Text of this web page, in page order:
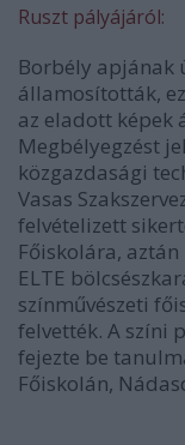
Ruszt pályájáról:
Borbély apjának
államosították,
az eladott képek
Megbélyegzést
közgazdasági
Vasas
felvételizett
Főiskolára,
ELTE
színművészeti
felvették. A színi
fejezte be
Főiskolán,